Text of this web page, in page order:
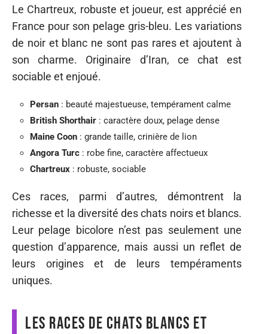
Le Chartreux, robuste et joueur, est apprécié en
France pour son pelage gris-bleu. Les variations
de noir et blanc ne sont pas rares et ajoutent à
son charme. Originaire d’Iran, ce chat est
sociable et enjoué.
Persan : beauté majestueuse, tempérament calme
British Shorthair : caractère doux, pelage dense
Maine Coon : grande taille, crinière de lion
Angora Turc : robe fine, caractère affectueux
Chartreux : robuste, sociable
Ces races, parmi d’autres, démontrent la
richesse et la diversité des chats noirs et blancs.
Leur pelage bicolore n’est pas seulement une
question d’apparence, mais aussi un reflet de
leurs origines et de leurs tempéraments
uniques.
Les races de chats blancs et